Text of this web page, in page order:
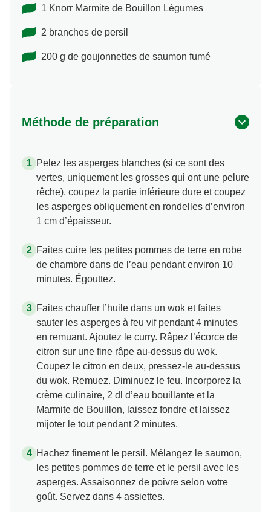
1 Knorr Marmite de Bouillon Légumes
2 branches de persil
200 g de goujonnettes de saumon fumé
Méthode de préparation
Pelez les asperges blanches (si ce sont des
vertes, uniquement les grosses qui ont une pelure
rêche), coupez la partie inférieure dure et coupez
les asperges obliquement en rondelles d’environ
1 cm d’épaisseur.
Faites cuire les petites pommes de terre en robe
de chambre dans de l’eau pendant environ 10
minutes. Égouttez.
Faites chauffer l’huile dans un wok et faites
sauter les asperges à feu vif pendant 4 minutes
en remuant. Ajoutez le curry. Râpez l’écorce de
citron sur une fine râpe au-dessus du wok.
Coupez le citron en deux, pressez-le au-dessus
du wok. Remuez. Diminuez le feu. Incorporez la
crème culinaire, 2 dl d’eau bouillante et la
Marmite de Bouillon, laissez fondre et laissez
mijoter le tout pendant 2 minutes.
Hachez finement le persil. Mélangez le saumon,
les petites pommes de terre et le persil avec les
asperges. Assaisonnez de poivre selon votre
goût. Servez dans 4 assiettes.